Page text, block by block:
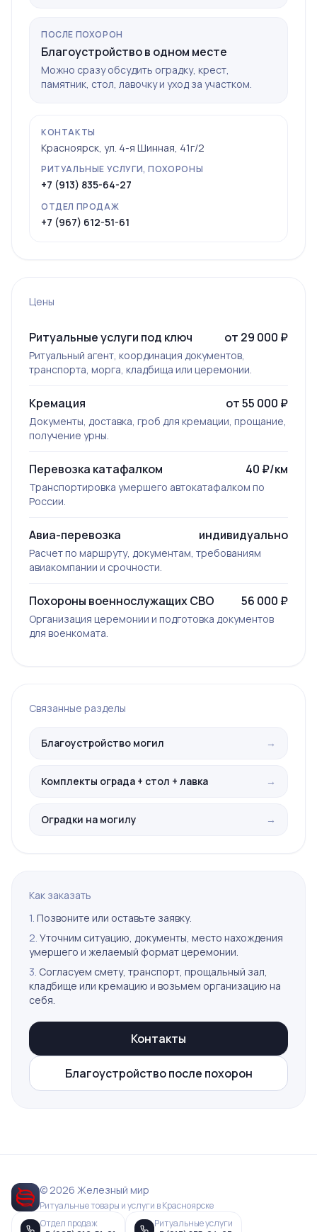
ПОСЛЕ ПОХОРОН
Благоустройство в одном месте
Можно сразу обсудить оградку, крест,
памятник, стол, лавочку и уход за участком.
КОНТАКТЫ
Красноярск, ул. 4-я Шинная, 41г/2
РИТУАЛЬНЫЕ УСЛУГИ, ПОХОРОНЫ
+7 (913) 835-64-27
ОТДЕЛ ПРОДАЖ
+7 (967) 612-51-61
Цены
Ритуальные услуги под ключ от 29 000 ₽
Ритуальный агент, координация документов,
транспорта, морга, кладбища или церемонии.
Кремация от 55 000 ₽
Документы, доставка, гроб для кремации, прощание,
получение урны.
Перевозка катафалком 40 ₽/км
Транспортировка умершего автокатафалком по
России.
Авиа-перевозка индивидуально
Расчет по маршруту, документам, требованиям
авиакомпании и срочности.
Похороны военнослужащих СВО 56 000 ₽
Организация церемонии и подготовка документов
для военкомата.
Связанные разделы
Благоустройство могил →
Комплекты ограда + стол + лавка →
Оградки на могилу →
Как заказать
1. Позвоните или оставьте заявку.
2. Уточним ситуацию, документы, место нахождения
умершего и желаемый формат церемонии.
3. Согласуем смету, транспорт, прощальный зал,
кладбище или кремацию и возьмем организацию на
себя.
Контакты
Благоустройство после похорон
© 2026 Железный мир
Ритуальные товары и услуги в Красноярске
Отдел продаж
Ритуальные услуги